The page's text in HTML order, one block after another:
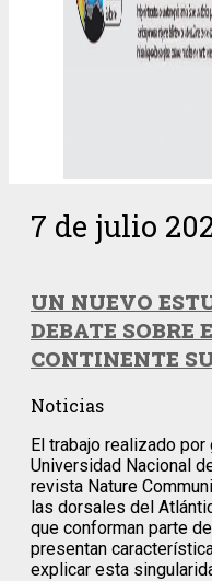
7 de julio
UN NUEVO
DEBATE
CONTINENTE
Noticias
El trabajo realizado
Universidad Nacional
revista Nature
las dorsales del
que conforman parte
presentan
explicar esta